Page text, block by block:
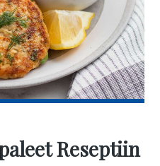
Reseptiin